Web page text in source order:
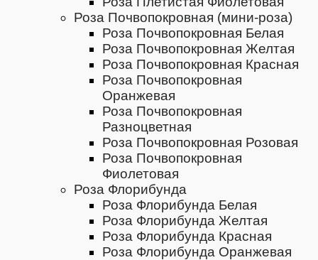
Роза Почвопокровная (мини-роза)
Роза Почвопокровная Белая
Роза Почвопокровная Желтая
Роза Почвопокровная Красная
Роза Почвопокровная
Оранжевая
Роза Почвопокровная
Разноцветная
Роза Почвопокровная Розовая
Роза Почвопокровная
Фиолетовая
Роза Флорибунда
Роза Флорибунда Белая
Роза Флорибунда Желтая
Роза Флорибунда Красная
Роза Флорибунда Оранжевая